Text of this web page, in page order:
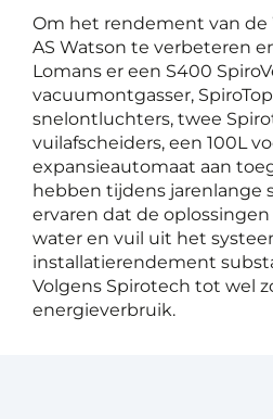
Om het rendement van de
AS Watson te verbeteren
Lomans er een S400
vacuumontgasser,
snelontluchters, twee
vuilafscheiders, een 100L
expansieautomaat aan
hebben tijdens jarenlange
ervaren dat de
water en vuil uit het
installatierendement
Volgens Spirotech tot wel
energieverbruik.